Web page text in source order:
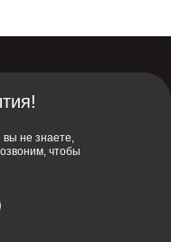
вы не знаете,
чтобы